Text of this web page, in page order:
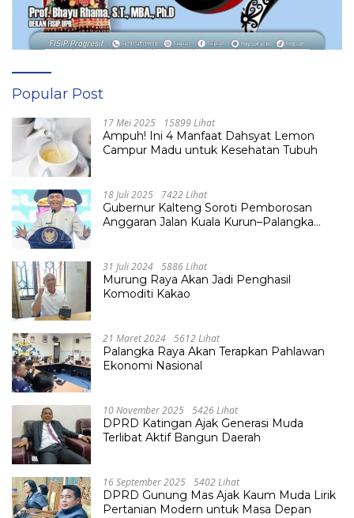
Popular Post
17 Mei 2025 15899 Lihat
Ampuh! Ini 4 Manfaat Dahsyat Lemon
Campur Madu untuk Kesehatan Tubuh
18 Juli 2025 7422 Lihat
Gubernur Kalteng Soroti Pemborosan
Anggaran Jalan Kuala Kurun–Palangka
31 Juli 2024 5886 Lihat
Murung Raya Akan Jadi Penghasil
Komoditi Kakao
21 Maret 2024 5612 Lihat
Palangka Raya Akan Terapkan Pahlawan
Ekonomi Nasional
10 November 2025 5426 Lihat
DPRD Katingan Ajak Generasi Muda
Terlibat Aktif Bangun Daerah
16 September 2025 5402 Lihat
DPRD Gunung Mas Ajak Kaum Muda Lirik
Pertanian Modern untuk Masa Depan